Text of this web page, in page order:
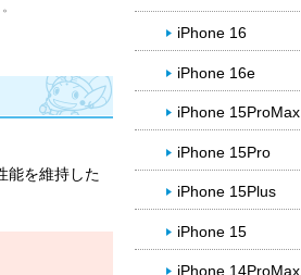
能を維持した
iPhone 16
iPhone 16e
iPhone 15ProMax
iPhone 15Pro
iPhone 15Plus
iPhone 15
iPhone 14ProMax